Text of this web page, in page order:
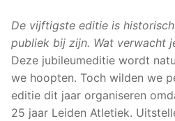
De vijftigste editie is
publiek bij zijn. Wat verwacht
Deze jubileumeditie wordt
we hoopten. Toch wilden we
editie dit jaar organiseren
25 jaar Leiden Atletiek.